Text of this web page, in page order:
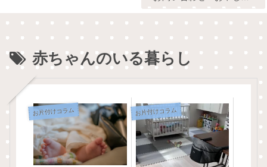
赤ちゃんのいる暮らし
お片付けコラム お片付けコラム